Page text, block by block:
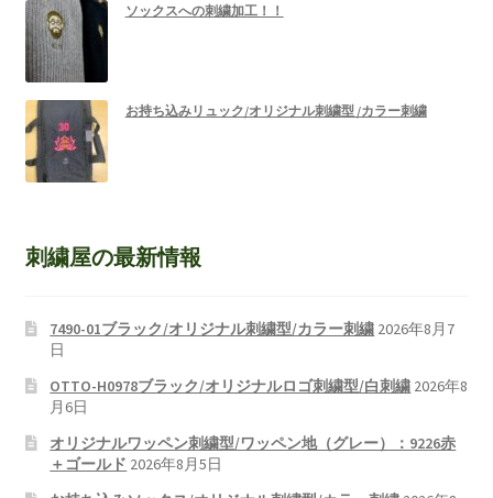
ソックスへの刺繍加工！！
お持ち込みリュック/オリジナル刺繍型 /カラー刺繍
刺繍屋の最新情報
7490-01ブラック/オリジナル刺繍型/カラー刺繍 2026年8月7
日
OTTO-H0978ブラック/オリジナルロゴ刺繍型/白刺繍 2026年8
月6日
オリジナルワッペン刺繍型/ワッペン地（グレー）：9226赤
＋ゴールド 2026年8月5日